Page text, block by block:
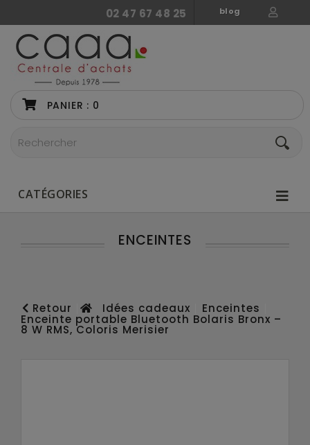
blog
02 47 67 48 25
PANIER : 0
CATÉGORIES
ENCEINTES
Retour Idées cadeaux Enceintes
Enceinte portable Bluetooth Bolaris Bronx –
8 W RMS, Coloris Merisier